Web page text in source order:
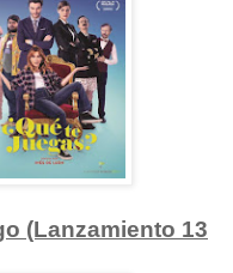
(Lanzamiento 13